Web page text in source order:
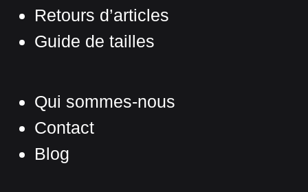
Retours d’articles
Guide de tailles
Qui sommes-nous
Contact
Blog